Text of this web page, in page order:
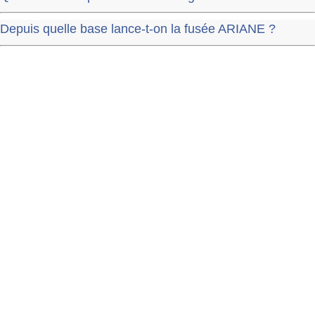
Depuis quelle base lance-t-on la fusée ARIANE ?